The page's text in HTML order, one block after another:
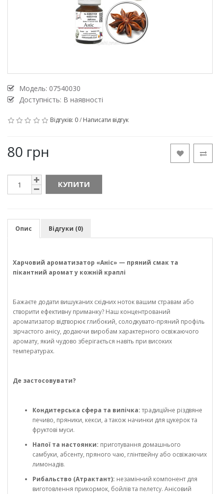
Модель: 07540030
Доступність: В наявності
Відгуків: 0/ Написати відгук
80 грн
КУПИТИ
Опис Відгуки (0)
Харчовий ароматизатор «Аніс» — пряний смак та
пікантний аромат у кожній краплі
Бажаєте додати вишуканих східних ноток вашим стравам або
створити ефективну приманку? Наш концентрований
ароматизатор відтворює глибокий, солодкувато-пряний профіль
зірчастого анісу, додаючи виробам характерного освіжаючого
аромату, який чудово зберігається навіть при високих
температурах.
Де застосовувати?
Кондитерська сфера та випічка:традиційне різдвяне
печиво, пряники, кекси, а також начинки для цукерок та
фруктові муси.
Напої та настоянки: приготування домашнього
самбуки, абсенту, пряного чаю, глінтвейну або освіжаючих
лимонадів.
Рибальство (Атрактант): незамінний компонент для
виготовлення прикормок, бойлів та пелетсу. Анісовий